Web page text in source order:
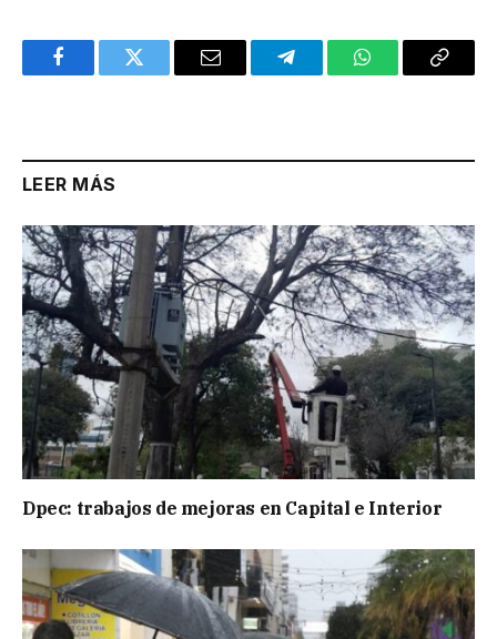
FacebookTwitter Email TelegramWhatsAppCopy
LEER MÁS
Dpec: trabajos de mejoras en Capital e Interior